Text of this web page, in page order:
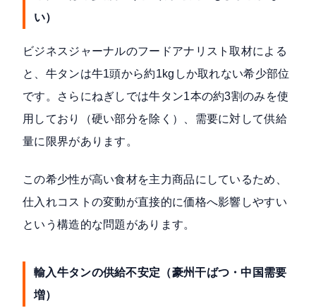
い）
ビジネスジャーナルのフードアナリスト取材による
と、牛タンは牛1頭から約1kgしか取れない希少部位
です。さらにねぎしでは牛タン1本の約3割のみを使
用しており（硬い部分を除く）、需要に対して供給
量に限界があります。
この希少性が高い食材を主力商品にしているため、
仕入れコストの変動が直接的に価格へ影響しやすい
という構造的な問題があります。
輸入牛タンの供給不安定（豪州干ばつ・中国需要
増）